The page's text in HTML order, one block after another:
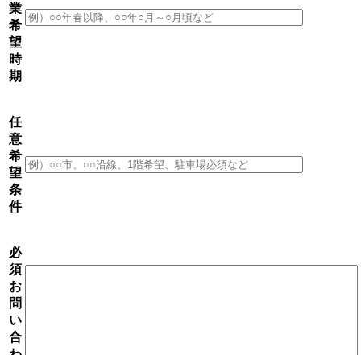
業
希
望
時
期
任
意
希
望
条
件
必
須
お
問
い
合